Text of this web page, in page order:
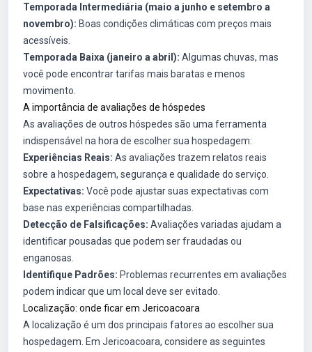
Temporada Intermediária (maio a junho e setembro a
novembro): Boas condições climáticas com preços mais
acessíveis.
Temporada Baixa (janeiro a abril): Algumas chuvas, mas
você pode encontrar tarifas mais baratas e menos
movimento.
A importância de avaliações de hóspedes
As avaliações de outros hóspedes são uma ferramenta
indispensável na hora de escolher sua hospedagem:
Experiências Reais: As avaliações trazem relatos reais
sobre a hospedagem, segurança e qualidade do serviço.
Expectativas: Você pode ajustar suas expectativas com
base nas experiências compartilhadas.
Detecção de Falsificações: Avaliações variadas ajudam a
identificar pousadas que podem ser fraudadas ou
enganosas.
Identifique Padrões: Problemas recurrentes em avaliações
podem indicar que um local deve ser evitado.
Localização: onde ficar em Jericoacoara
A localização é um dos principais fatores ao escolher sua
hospedagem. Em Jericoacoara, considere as seguintes